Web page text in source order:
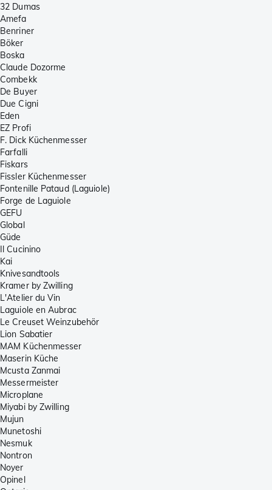
32 Dumas
Amefa
Benriner
Böker
Boska
Claude Dozorme
Combekk
De Buyer
Due Cigni
Eden
EZ Profi
F. Dick Küchenmesser
Farfalli
Fiskars
Fissler Küchenmesser
Fontenille Pataud (Laguiole)
Forge de Laguiole
GEFU
Global
Güde
Il Cucinino
Kai
Knivesandtools
Kramer by Zwilling
L'Atelier du Vin
Laguiole en Aubrac
Le Creuset Weinzubehör
Lion Sabatier
MAM Küchenmesser
Maserin Küche
Mcusta Zanmai
Messermeister
Microplane
Miyabi by Zwilling
Mujun
Munetoshi
Nesmuk
Nontron
Noyer
Opinel